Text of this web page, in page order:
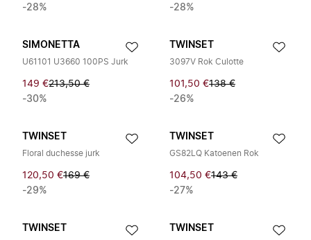
-28%
-28%
SIMONETTA
U61101 U3660 100PS Jurk
149 €213,50 €
-30%
TWINSET
3097V Rok Culotte
101,50 €138 €
-26%
TWINSET
Floral duchesse jurk
120,50 €169 €
-29%
TWINSET
GS82LQ Katoenen Rok
104,50 €143 €
-27%
TWINSET TWINSET